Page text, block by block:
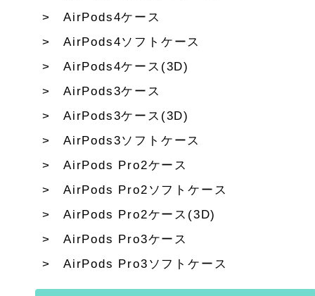
AirPods4ケース
AirPods4ソフトケース
AirPods4ケース(3D)
AirPods3ケース
AirPods3ケース(3D)
AirPods3ソフトケース
AirPods Pro2ケース
AirPods Pro2ソフトケース
AirPods Pro2ケース(3D)
AirPods Pro3ケース
AirPods Pro3ソフトケース